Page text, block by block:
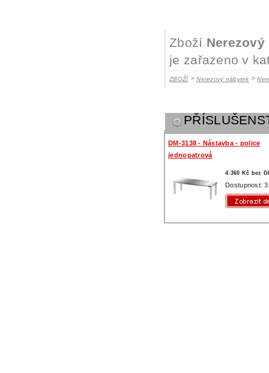
Zboží
je zařazeno v
ZBOŽÍ >Nerezový nábytek >
DM-3138 - Nástavba - police
jednopatrová
4.360 Kč bez
Dostupnost: